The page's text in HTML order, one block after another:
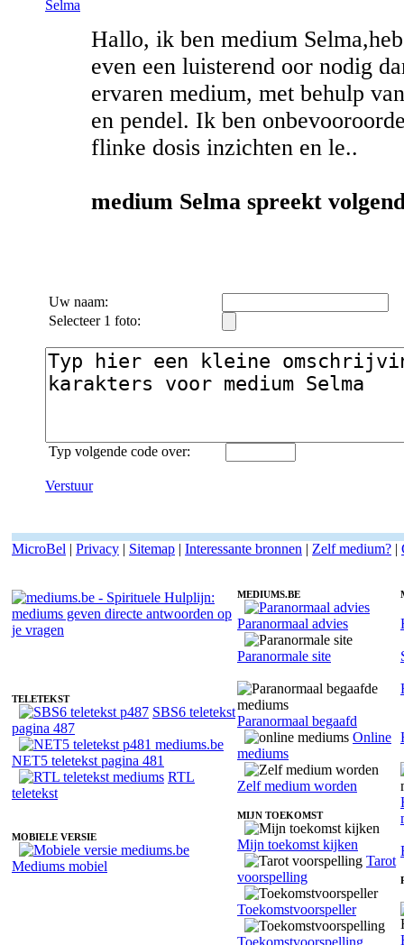
Hallo, ik ben medium
even een luisterend oor nodig
ervaren medium, met behulp
en pendel. Ik ben
flinke dosis inzichten en le..
medium Selma spreekt
Uw naam:
Selecteer 1 foto:
Typ volgende code over:
Verstuur
MicroBel | Privacy | Sitemap | Interessante bronnen | Zelf medium? |
TELETEKST
SBS6 teletekst
pagina 487
NET5 teletekst pagina 481
RTL
teletekst
MOBIELE VERSIE
Mediums mobiel
MEDIUMS.BE
Paranormaal advies
Paranormale site
Paranormaal begaafd
Online
mediums
Zelf medium worden
MIJN TOEKOMST
Mijn toekomst kijken
Tarot
voorspelling
Toekomstvoorspeller
Toekomstvoorspelling